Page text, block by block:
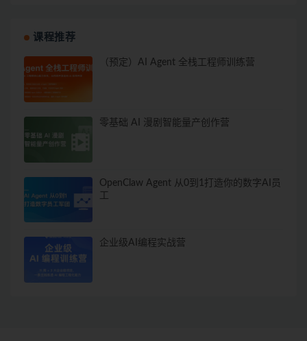
课程推荐
（预定）AI Agent 全栈工程师训练营
零基础 AI 漫剧智能量产创作营
OpenClaw Agent 从0到1打造你的数字AI员
工
企业级AI编程实战营